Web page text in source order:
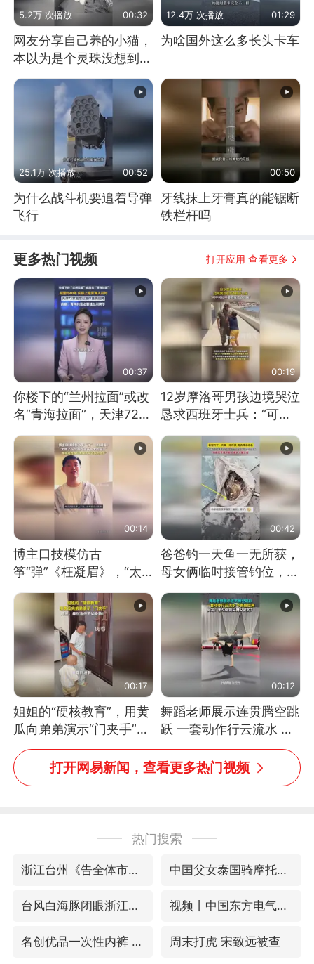
5.2万 次播放 00:32
网友分享自己养的小猫，
本以为是个灵珠没想到是
魔丸
12.4万 次播放 01:29
为啥国外这么多长头卡车
25.1万 次播放 00:52
为什么战斗机要追着导弹
飞行
00:50
牙线抹上牙膏真的能锯断
铁栏杆吗
更多热门视频 打开应用 查看更多
00:37
你楼下的“兰州拉面”或改
名“青海拉面”，天津72家
00:19
12岁摩洛哥男孩边境哭泣
恳求西班牙士兵：“可不
00:14
博主口技模仿古
筝“弹”《枉凝眉》，“太
吗？”“或将成为首位考级
不带古筝的选手。”（来
源：新华每日电讯）
00:42
爸爸钓一天鱼一无所获，
母女俩临时接管钓位，用
00:17
姐姐的“硬核教育”，用黄
瓜向弟弟演示“门夹手”，
网友：果然言传不如身
教！
00:12
舞蹈老师展示连贯腾空跳
跃 一套动作行云流水 节
奏感拉满 网友：怎么做
到又舞又武的？
打开网易新闻，查看更多热门视频
热门搜索
浙江台州《告全体市民书》 中国父女泰国骑摩托车坠崖1死1伤
台风白海豚闭眼浙江上海处于危险半圆 视频丨中国东方电气集团原党组副书记、董事宋致远被查
名创优品一次性内裤 颜面尽失 周末打虎 宋致远被查